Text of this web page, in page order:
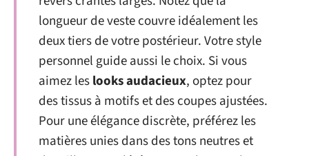
longueur de veste couvre idéalement les
deux tiers de votre postérieur. Votre style
personnel guide aussi le choix. Si vous
aimez leslooks audacieux, optez pour
des tissus à motifs et des coupes ajustées.
Pour une élégance discrète, préférez les
matières unies dans des tons neutres et